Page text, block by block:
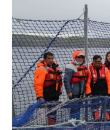
GALERIA DE FOTOS
APP MÓVIL
TRANSPARENCIA